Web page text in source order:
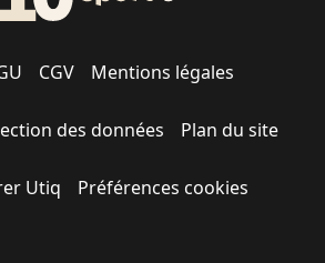
CGV Mentions légales
des données Plan du site
Utiq Préférences cookies